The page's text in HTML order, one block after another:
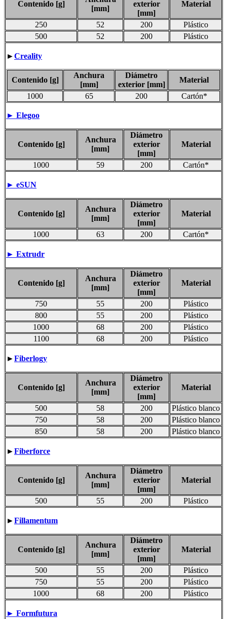
Contenido [g]
[mm]
exterior
[mm]
Material
250 52 200
Plástico
500
52 200 Plástico
►Creality
Contenido [g]
Anchura
[mm]
Diámetro
exterior [mm]
Material
1000
65 200 Cartón*
► Elegoo
Contenido [g]
Anchura
[mm]
Diámetro
exterior
[mm]
Material
1000 59 200 Cartón*
► eSUN
Contenido [g]
Anchura
[mm]
Diámetro
exterior
[mm]
Material
1000 63 200 Cartón*
► Extrudr
Contenido [g]
Anchura
[mm]
Diámetro
exterior
[mm]
Material
750 55 200
Plástico
800
55 200
Plástico
1000
68 200
Plástico
1100
68 200 Plástico
►Fiberlogy
Contenido [g]
Anchura
[mm]
Diámetro
exterior
[mm]
Material
500 58 200
Plástico blanco
750
58 200
Plástico blanco
850
58 200 Plástico blanco
►Fiberforce
Contenido [g]
Anchura
[mm]
Diámetro
exterior
[mm]
Material
500 55 200 Plástico
►Fillamentum
Contenido [g]
Anchura
[mm]
Diámetro
exterior
[mm]
Material
500 55 200
Plástico
750
55 200
Plástico
1000
68 200 Plástico
► Formfutura